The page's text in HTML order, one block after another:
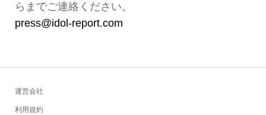
らまでご連絡ください。
press@idol-report.com
運営会社
利用規約